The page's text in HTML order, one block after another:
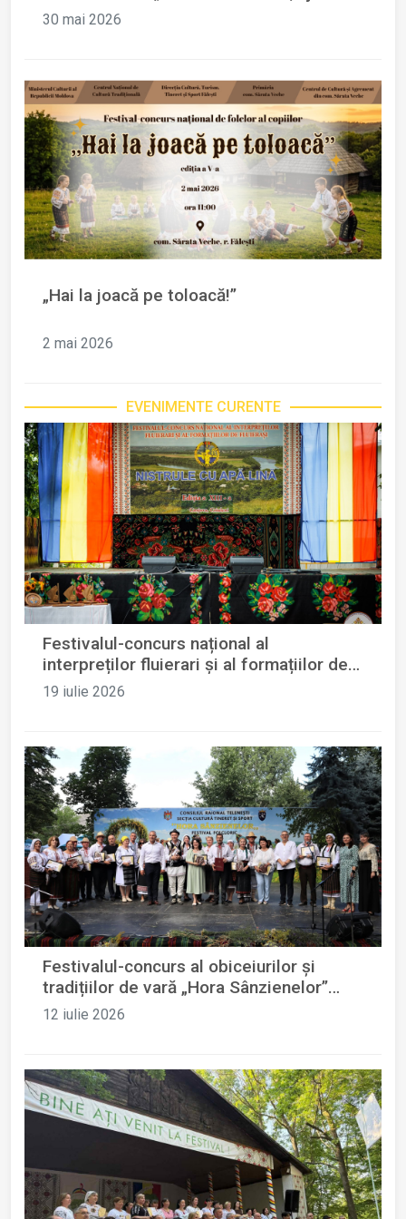
cea de-a XXXIII-a ediție.
30 mai 2026
„Hai la joacă pe toloacă!”
2 mai 2026
EVENIMENTE CURENTE
Festivalul-concurs național al
interpreților fluierari și al formațiilor de
fluierași „Nistrule cu apă lină”
19 iulie 2026
Festivalul-concurs al obiceiurilor și
tradițiilor de vară „Hora Sânzienelor”
ediția a XII-a
12 iulie 2026